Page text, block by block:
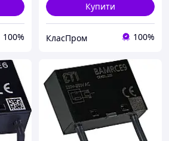
100%
Купити
КласПром 100%